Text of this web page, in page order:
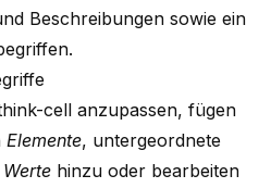
Beschreibungen sowie ein
cell anzupassen, fügen
Elemente, untergeordnete
Werte hinzu oder bearbeiten